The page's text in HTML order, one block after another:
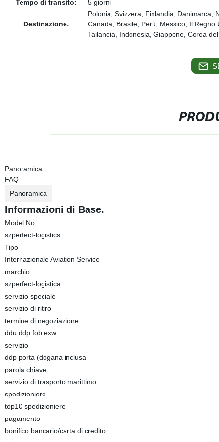
Tempo di transito:
5 giorni
Destinazione:
Polonia, Svizzera, Finlandia, Danimarca,
Canada, Brasile, Perù, Messico, Il
Tailandia, Indonesia, Giappone, Corea
Panoramica
FAQ
Panoramica
Informazioni di Base.
Model No.
szperfect-logistics
Tipo
Internazionale Aviation Service
marchio
szperfect-logistica
servizio speciale
servizio di ritiro
termine di negoziazione
ddu ddp fob exw
servizio
ddp porta (dogana inclusa
parola chiave
servizio di trasporto marittimo
spedizioniere
top10 spedizioniere
pagamento
bonifico bancario/carta di credito